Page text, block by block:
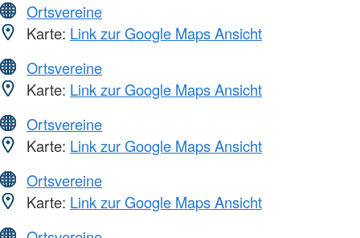
Ortsvereine
Karte: Link zur Google Maps Ansicht
Ortsvereine
Karte: Link zur Google Maps Ansicht
Ortsvereine
Karte: Link zur Google Maps Ansicht
Ortsvereine
Karte: Link zur Google Maps Ansicht